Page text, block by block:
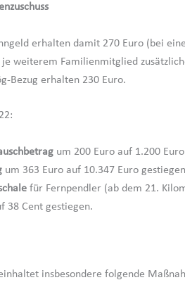
erhalten damit 270 Euro (bei
je weiterem Familienmitglied
Bezug erhalten 230 Euro.
um 200 Euro auf 1.200
um 363 Euro auf 10.347 Euro
für Fernpendler (ab dem 21.
38 Cent gestiegen.
insbesondere folgende